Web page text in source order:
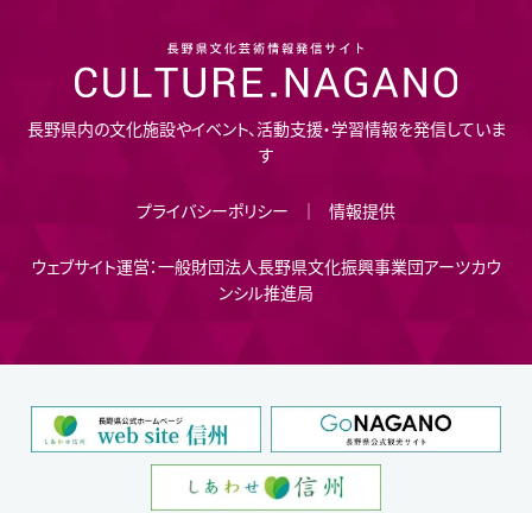
長野県内の文化施設やイベント、活動支援・学習情報を発信していま
す
プライバシーポリシー 情報提供
ウェブサイト運営：一般財団法人長野県文化振興事業団アーツカウ
ンシル推進局